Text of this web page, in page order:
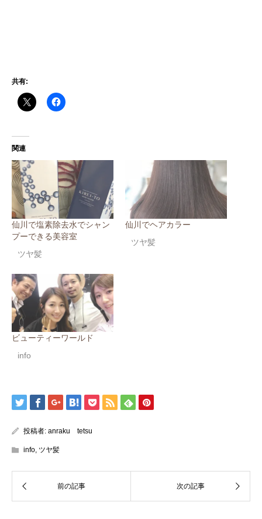
共有:
関連
仙川で塩素除去水でシャン
プーできる美容室
ツヤ髪
仙川でヘアカラー
ツヤ髪
ビューティーワールド
info
投稿者: anraku tetsu
info, ツヤ髪